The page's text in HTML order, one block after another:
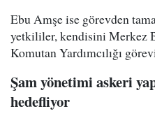
Ebu Amşe ise görevden
yetkililer, kendisini Merkez
Komutan Yardımcılığı
Şam yönetimi askeri
hedefliyor